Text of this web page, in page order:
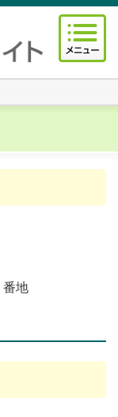
番地